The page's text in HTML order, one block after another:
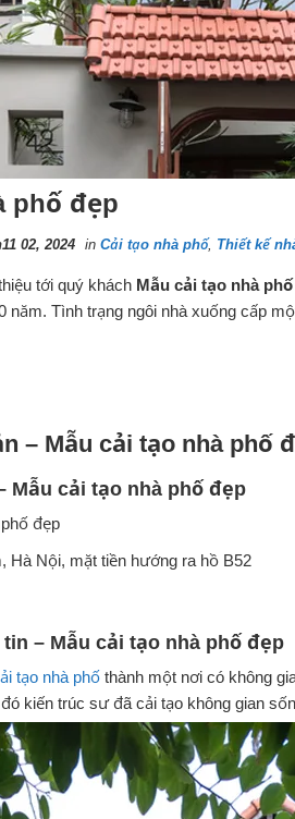
phố đẹp
02, 2024 in Cải tạo nhà phố, Thiết kế
tới quý khách Mẫu cải tạo nhà
năm. Tình trạng ngôi nhà xuống cấp
– Mẫu cải tạo nhà phố
Mẫu cải tạo nhà phố đẹp
đẹp
Hà Nội, mặt tiền hướng ra hồ B52
– Mẫu cải tạo nhà phố đẹp
tạo nhà phố thành một nơi có không
kiến trúc sư đã cải tạo không gian